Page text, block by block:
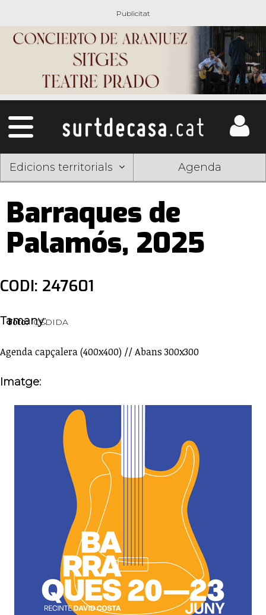
Edicions territorials Agenda
Barraques de
Palamós, 2025
CODI: 247601
Foto: CEDIDA
Tamany:
Agenda capçalera (400x400) // Abans 300x300
Imatge: